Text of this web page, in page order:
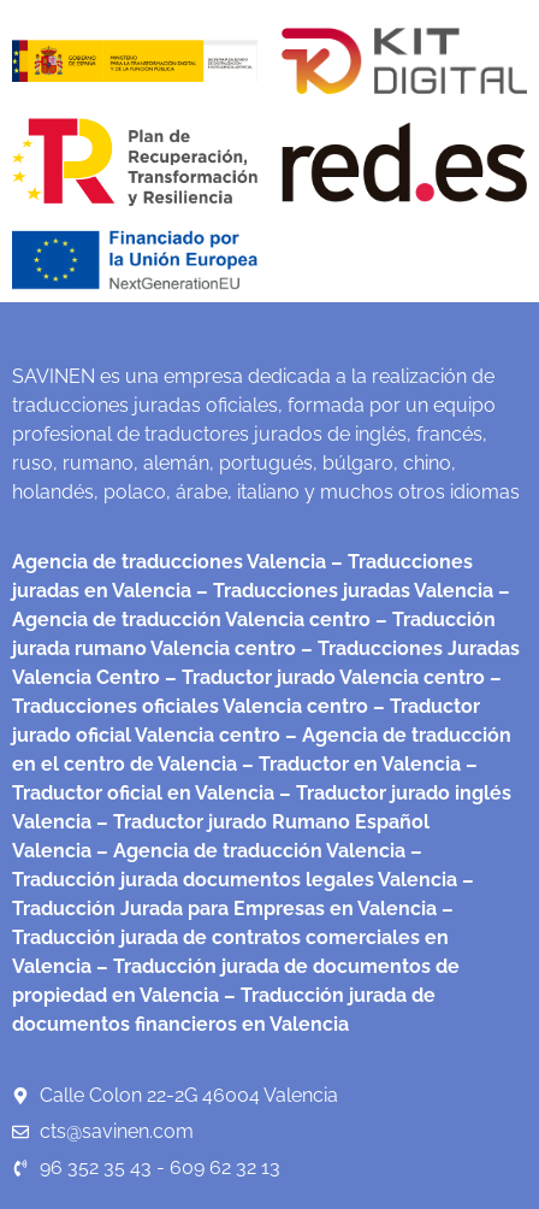
SAVINEN es una empresa dedicada a la realización de
traducciones juradas oficiales, formada por un equipo
profesional de traductores jurados de inglés, francés,
ruso, rumano, alemán, portugués, búlgaro, chino,
holandés, polaco, árabe, italiano y muchos otros idiomas
Agencia de traducciones Valencia – Traducciones
juradas en Valencia – Traducciones juradas Valencia –
Agencia de traducción Valencia centro – Traducción
jurada rumano Valencia centro – Traducciones Juradas
Valencia Centro – Traductor jurado Valencia centro –
Traducciones oficiales Valencia centro – Traductor
jurado oficial Valencia centro – Agencia de traducción
en el centro de Valencia – Traductor en Valencia –
Traductor oficial en Valencia – Traductor jurado inglés
Valencia – Traductor jurado Rumano Español
Valencia – Agencia de traducción Valencia –
Traducción jurada documentos legales Valencia –
Traducción Jurada para Empresas en Valencia –
Traducción jurada de contratos comerciales en
Valencia – Traducción jurada de documentos de
propiedad en Valencia – Traducción jurada de
documentos financieros en Valencia
Calle Colon 22-2G 46004 Valencia
cts@savinen.com
96 352 35 43 - 609 62 32 13